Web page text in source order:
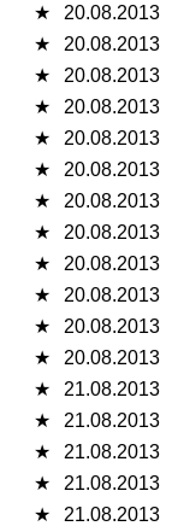
★
20.08.2013
★
20.08.2013
★
20.08.2013
★
20.08.2013
★
20.08.2013
★
20.08.2013
★
20.08.2013
★
20.08.2013
★
20.08.2013
★
20.08.2013
★
20.08.2013
★
20.08.2013
★
21.08.2013
★
21.08.2013
★
21.08.2013
★
21.08.2013
★
21.08.2013